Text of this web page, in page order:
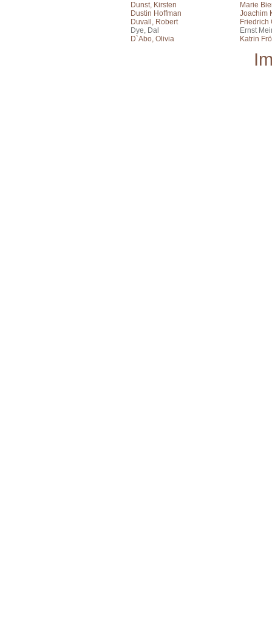
Dunst, Kirsten
Marie
Dustin Hoffman
Joachim
Duvall, Robert
Friedrich
Dye, Dal
Ernst
D`Abo, Olivia
Katrin